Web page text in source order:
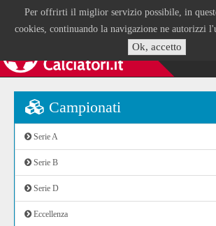
Per offrirti il miglior servizio possibile, in
cookies, continuando la navigazione ne autorizzi
Ok, accetto
Campionati
Serie A
Serie B
Serie D
Eccellenza